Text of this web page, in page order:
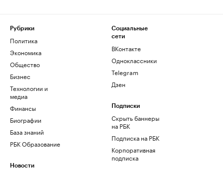
Рубрики
Политика
Экономика
Общество
Бизнес
Технологии и
медиа
Финансы
Биографии
База знаний
РБК Образование
Новости
Социальные
сети
ВКонтакте
Одноклассники
Telegram
Дзен
Подписки
Скрыть баннеры
на РБК
Подписка на РБК
Корпоративная
подписка